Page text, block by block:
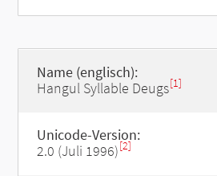
Name (englisch):
Hangul Syllable Deugs[1]
Unicode-Version:
2.0 (Juli 1996)[2]